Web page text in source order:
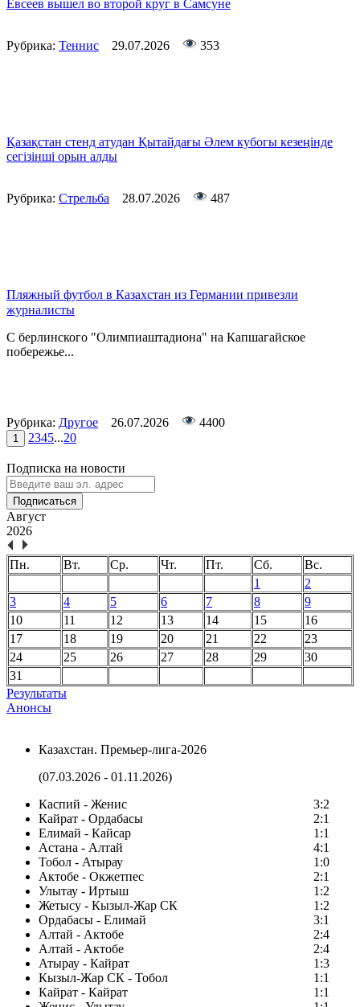
Евсеев вышел во второй круг в Самсуне
Рубрика: Теннис 29.07.2026 353
Қазақстан стенд атудан Қытайдағы Әлем кубогы кезеңінде
сегізінші орын алды
Рубрика: Стрельба 28.07.2026 487
Пляжный футбол в Казахстан из Германии привезли
журналисты
С берлинского "Олимпиаштадиона" на Капшагайское
побережье...
Рубрика: Другое 26.07.2026 4400
1 2345...20
Подписка на новости
Подписаться
Август
2026
Пн. Вт. Ср. Чт. Пт. Сб.
Вс.
1
2
3
4 5 6 7 8
9
10
11 12 13 14 15
16
17
18 19 20 21 22
23
24
25 26 27 28 29
30
31
Результаты
Анонсы
Казахстан. Премьер-лига-2026
(07.03.2026 - 01.11.2026)
Каспий - Женис
3:2
Кайрат - Ордабасы
2:1
Елимай - Кайсар
1:1
Астана - Алтай
4:1
Тобол - Атырау
1:0
Актобе - Окжетпес
2:1
Улытау - Иртыш
1:2
Жетысу - Кызыл-Жар СК
1:2
Ордабасы - Елимай
3:1
Алтай - Актобе
2:4
Алтай - Актобе
2:4
Атырау - Кайрат
1:3
Кызыл-Жар СК - Тобол
1:1
Кайрат - Кайрат
1:1